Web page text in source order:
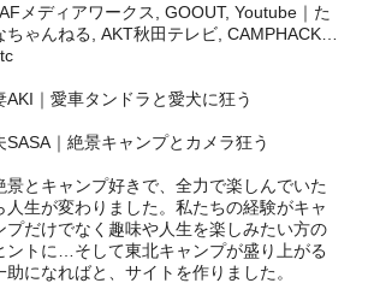
メディアワークス, GOOUT, Youtube｜た
ちゃんねる, AKT秋田テレビ, CAMPHACK…
AKI｜愛車タンドラと愛犬に狂う
SASA｜絶景キャンプとカメラ狂う
景とキャンプ好きで、全力で楽しんでいた
人生が変わりました。私たちの経験がキャ
プだけでなく趣味や人生を楽しみたい方の
ントに…そして東北キャンプが盛り上がる
助になればと、サイトを作りました。